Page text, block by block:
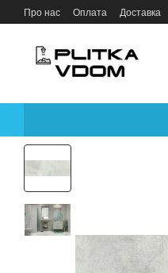
Перейти до основного
Про нас Оплата Доставка